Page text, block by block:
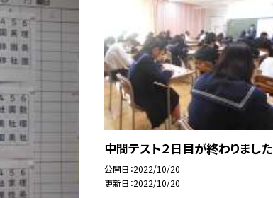
中間テスト２日目が終わりました
公開日 2022/10/20
更新日 2022/10/20